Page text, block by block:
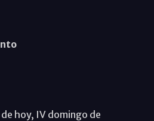
hoy, IV domingo de